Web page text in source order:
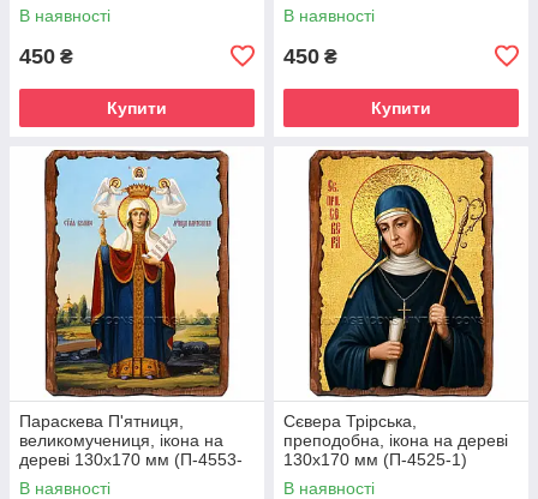
130х170 мм (П-4546-1)
В наявності
450 ₴
Купити
(П-4551-1)
В наявності
450 ₴
Купити
Параскева П'ятниця,
великомучениця, ікона на
дереві 130х170 мм (П-4553-
1)
В наявності
Сєвера Трірська,
преподобна, ікона на дереві
130х170 мм (П-4525-1)
В наявності